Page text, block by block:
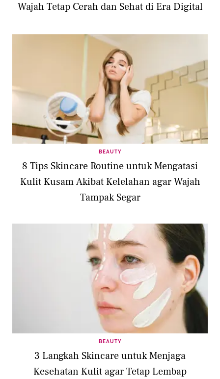
Wajah Tetap Cerah dan Sehat di Era Digital
BEAUTY
8 Tips Skincare Routine untuk Mengatasi
Kulit Kusam Akibat Kelelahan agar Wajah
Tampak Segar
BEAUTY
3 Langkah Skincare untuk Menjaga
Kesehatan Kulit agar Tetap Lembap